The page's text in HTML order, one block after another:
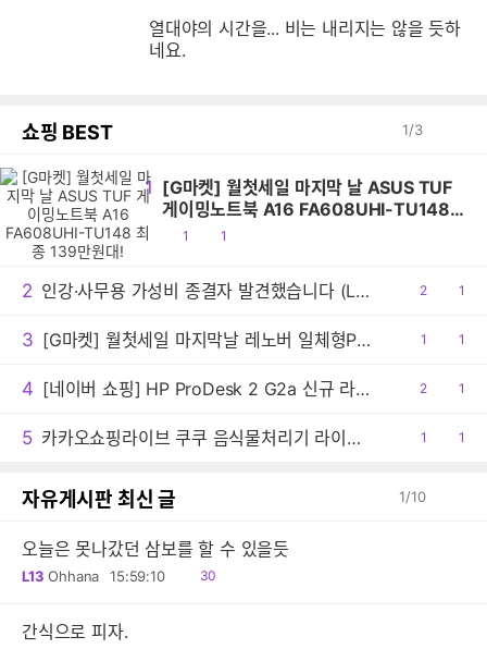
열대야의 시간을... 비는 내리지는 않을 듯하
네요.
쇼핑 BEST 1/3
1 [G마켓] 월첫세일 마지막 날 ASUS TUF
게이밍노트북 A16 FA608UHI-TU148
최종 139만원대!
공1
댓1
2 인강·사무용 가성비 종결자 발견했습니다 (LG 그램북 16UD55U-GX5JK)
공
2
댓1
3 [G마켓] 월첫세일 마지막날 레노버 일체형PC 아이디어센터 27AKP10 F0JE000SKR 최종 99만원대!
공1
댓1
4 [네이버 쇼핑] HP ProDesk 2 G2a 신규 라인업 출시 [DG1T7PT / 1,299,000원 ＆ DG1T5PT / 1,469,000원 ＆ DG1Q4PT / 1,599,000원]
공
2
댓1
5 카카오쇼핑라이브 쿠쿠 음식물처리기 라이브 방송 안내!
공1
댓1
자유게시판 최신 글 1/10
오늘은 못나갔던 삼보를 할 수 있을듯
L13 Ohhana 15:59:10
읽
30
간식으로 피자.